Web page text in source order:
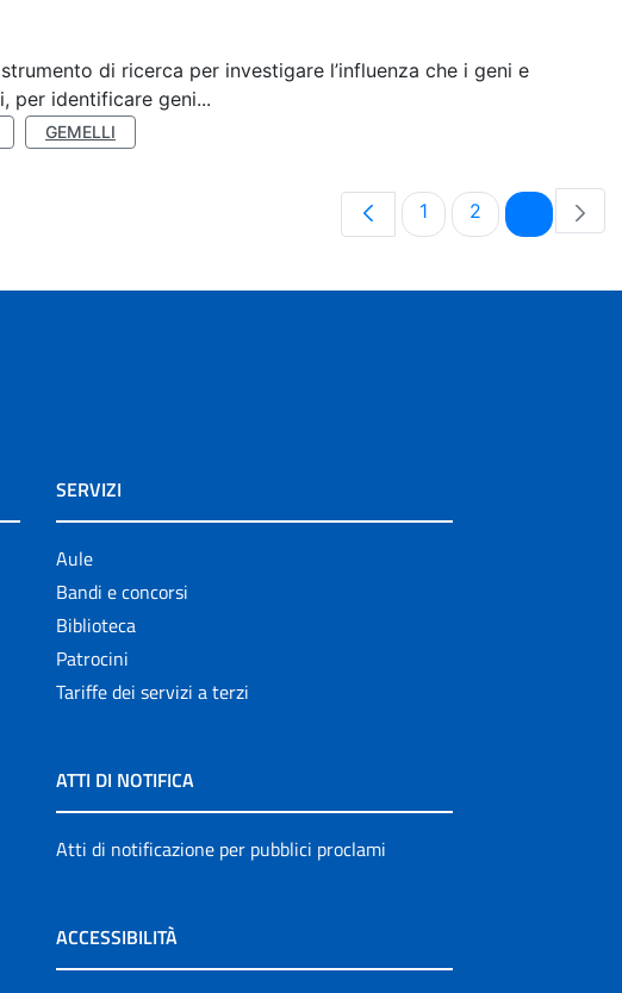
di ricerca per investigare l’influenza che i geni e
per identificare geni...
GEMELLI
Pagina
1 Pagina
2 Pagina
SERVIZI
Aule
Bandi e concorsi
Biblioteca
Patrocini
Tariffe dei servizi a terzi
ATTI DI NOTIFICA
Atti di notificazione per pubblici proclami
ACCESSIBILITÀ